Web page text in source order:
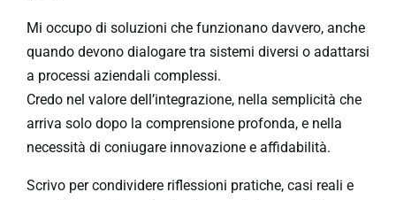
Mi occupo di soluzioni che funzionano davvero, anche
quando devono dialogare tra sistemi diversi o adattarsi
a processi aziendali complessi.
Credo nel valore dell’integrazione, nella semplicità che
arriva solo dopo la comprensione profonda, e nella
necessità di coniugare innovazione e affidabilità.
Scrivo per condividere riflessioni pratiche, casi reali e